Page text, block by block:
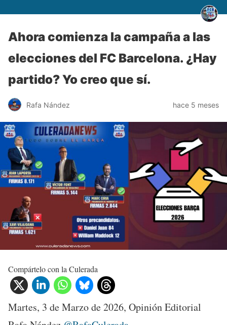
Ahora comienza la campaña a las
elecciones del FC Barcelona. ¿Hay
partido? Yo creo que sí.
Rafa Nández hace 5 meses
Compártelo con la Culerada
Martes, 3 de Marzo de 2026, Opinión Editorial